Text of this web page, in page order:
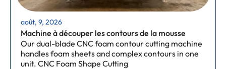
août, 9, 2026
Machine à découper les contours de la mousse
Our dual-blade CNC foam contour cutting machine
handles foam sheets and complex contours in one
unit. CNC Foam Shape Cutting